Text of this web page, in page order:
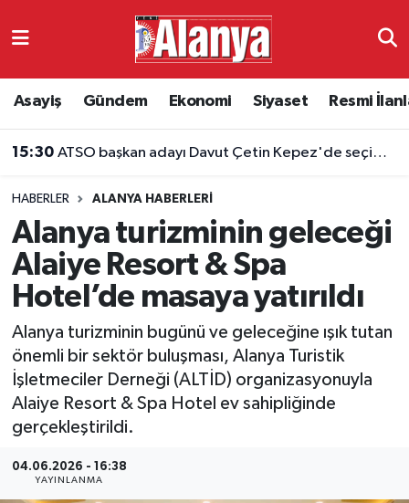
Asayiş Gündem Ekonomi Siyaset Resmi
15:30 ATSO başkan adayı Davut Çetin Kepez'de seçim ofisini açtı
YENİ Parti Gazipaşa ilçe başkanı ifadeye çağırıldı
HABERLER ALANYA HABERLERI
Alanya turizminin geleceği
Alaiye Resort & Spa
Hotel’de masaya yatırıldı
Alanya turizminin bugünü ve geleceğine ışık tutan
önemli bir sektör buluşması, Alanya Turistik
İşletmeciler Derneği (ALTİD) organizasyonuyla
Alaiye Resort & Spa Hotel ev sahipliğinde
gerçekleştirildi.
04.06.2026 - 16:38
YAYINLANMA
Ekonomi
Resmi İlanlar
Alanyaspor
Turizm
E-Gazete
Antalya Namaz Vakitleri
Süper Lig Puan Durumu ve Fikstür
Tüm Manşetler
Son Dakika Haberleri
Haber Arşivi